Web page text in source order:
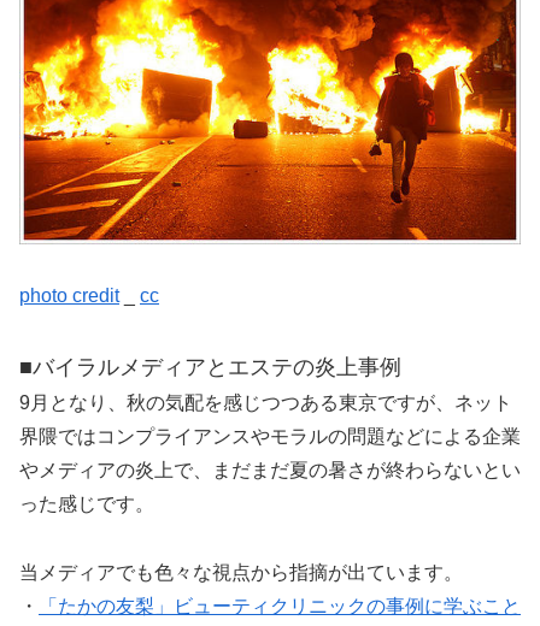
photo credit_ cc
■バイラルメディアとエステの炎上事例
9月となり、秋の気配を感じつつある東京ですが、ネット
界隈ではコンプライアンスやモラルの問題などによる企業
やメディアの炎上で、まだまだ夏の暑さが終わらないとい
った感じです。
当メディアでも色々な視点から指摘が出ています。
・
「たかの友梨」ビューティクリニックの事例に学ぶこと